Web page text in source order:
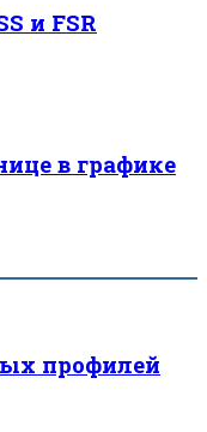
и FSR
в графике
профилей